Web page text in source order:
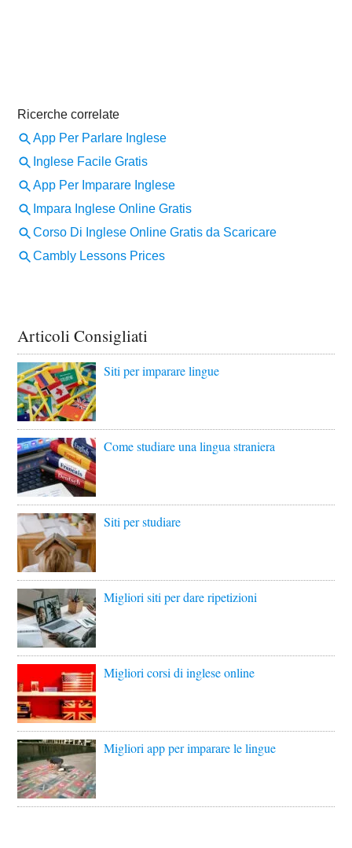
Articoli Consigliati
Siti per imparare lingue
Come studiare una lingua straniera
Siti per studiare
Migliori siti per dare ripetizioni
Migliori corsi di inglese online
Migliori app per imparare le lingue